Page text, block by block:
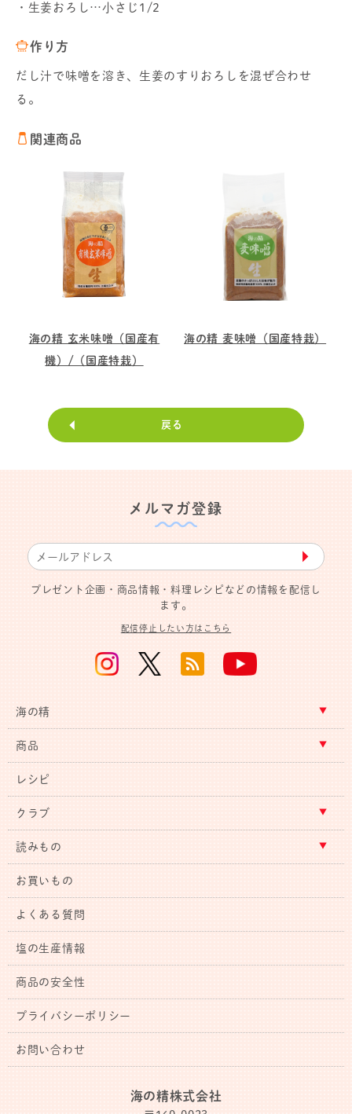
・生姜おろし…小さじ1/2
作り方
だし汁で味噌を溶き、生姜のすりおろしを混ぜ合わせ
る。
関連商品
海の精 玄米味噌（国産有
機）/（国産特栽）
海の精 麦味噌（国産特栽）
戻る
メルマガ登録
▶︎
プレゼント企画・商品情報・料理レシピなどの情報を配信し
ます。
配信停止したい方はこちら
海の精
商品
レシピ
クラブ
読みもの
お買いもの
よくある質問
塩の生産情報
商品の安全性
プライバシーポリシー
お問い合わせ
海の精株式会社